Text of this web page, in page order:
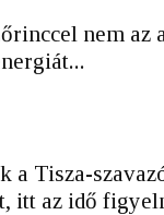
nem az
a Tisza-
itt az idő